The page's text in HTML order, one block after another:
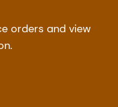
orders and view